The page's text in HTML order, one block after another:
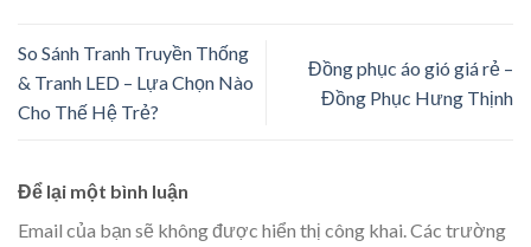
So Sánh Tranh Truyền Thống
& Tranh LED – Lựa Chọn Nào
Cho Thế Hệ Trẻ?
Đồng phục áo gió giá rẻ –
Đồng Phục Hưng Thịnh
Để lại một bình luận
Email của bạn sẽ không được hiển thị công khai.Các trường